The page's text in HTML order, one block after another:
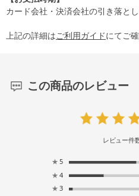
カード会社・決済会社の引き落とし
上記の詳細はご利用ガイドにてご
この商品のレビュー
レビュー件
★ 5
★ 4
★ 3